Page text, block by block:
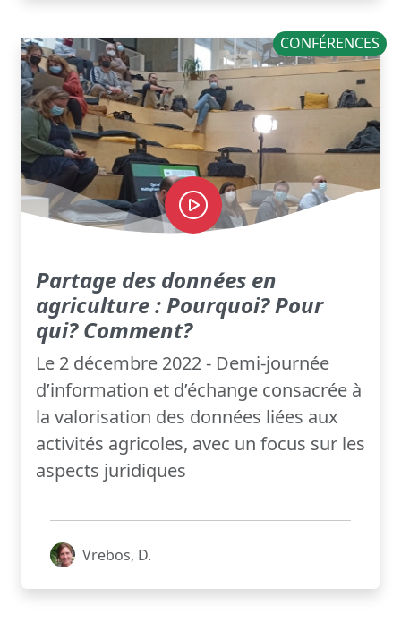
CONFÉRENCES
Partage des données en
agriculture : Pourquoi? Pour
qui? Comment?
Le 2 décembre 2022 - Demi-journée
d’information et d’échange consacrée à
la valorisation des données liées aux
activités agricoles, avec un focus sur les
aspects juridiques
Vrebos, D.